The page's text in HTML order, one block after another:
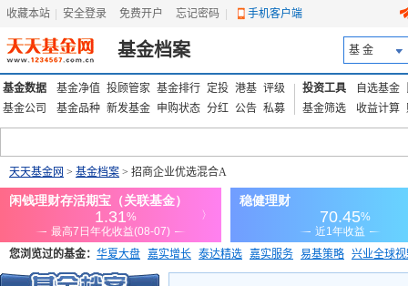
收藏本站 安全登录 免费开户 忘记密码 手机客户端
基金档案 基 金
基金数据 基金净值 投顾管家 基金排行 定投 港基 评级
基金公司
基金品种 新发基金 申购状态 分红 公告 私募
投资工具 自选基金
基金筛选
收益计算
天天基金网 > 基金档案 > 招商企业优选混合A
您浏览过的基金： 华夏大盘 嘉实增长 泰达精选 嘉实服务 易基策略 兴业全球
添富优势 华安宏利 上证180价值ETF